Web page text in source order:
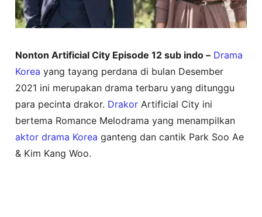
Nonton Artificial City Episode 12 sub indo – Drama
Korea yang tayang perdana di bulan Desember
2021 ini merupakan drama terbaru yang ditunggu
para pecinta drakor. Drakor Artificial City ini
bertema Romance Melodrama yang menampilkan
aktor drama Korea ganteng dan cantik Park Soo Ae
& Kim Kang Woo.